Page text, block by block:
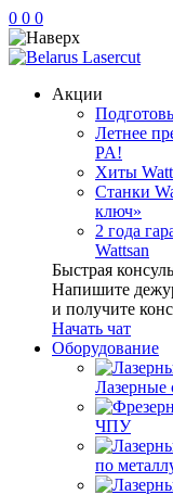
0 0 0
Акции
Летнее
PA!
Хиты
Станки
ключ»
2 года
Wattsan
Быстрая
Напишите
и получите
Начать чат
Оборудование
Лазерные
ЧПУ
по